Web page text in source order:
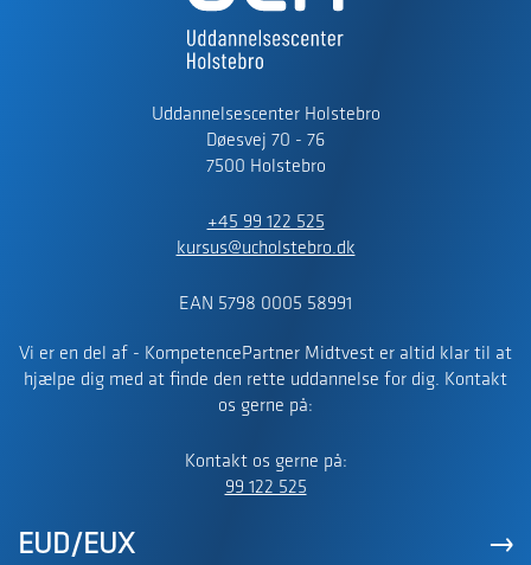
Uddannelsescenter Holstebro
Døesvej 70 - 76
7500 Holstebro
+45 99 122 525
kursus@ucholstebro.dk
EAN 5798 0005 58991
Vi er en del af - KompetencePartner Midtvest er altid klar til at
hjælpe dig med at finde den rette uddannelse for dig. Kontakt
os gerne på:
Kontakt os gerne på:
99 122 525
EUD/EUX